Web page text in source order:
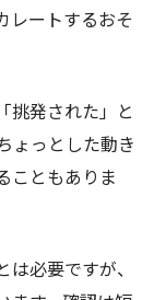
レートするおそ
挑発された」と
ょっとした動き
こともありま
必要ですが、